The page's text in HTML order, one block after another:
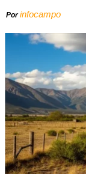
Porinfocampo